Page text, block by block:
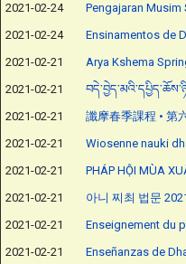
2021-02-24
Pengajaran Musim
2021-02-24
Ensinamentos de
2021-02-21
Arya Kshema
2021-02-21
2021-02-21
讖摩春季課程 • 第
2021-02-21
Wiosenne nauki
2021-02-21
PHÁP HỘI MÙA
2021-02-21
아니 찌최 법문
2021-02-21
Enseignement du
2021-02-21
Enseñanzas de